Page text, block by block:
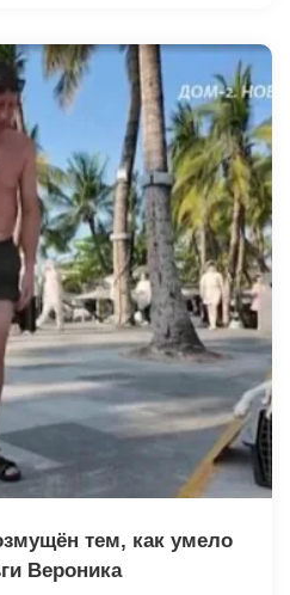
тем, как умело
Вероника